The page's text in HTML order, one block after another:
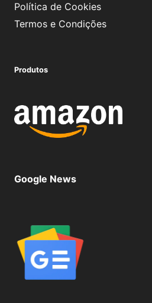
Política de Cookies
Termos e Condições
Produtos
Google News